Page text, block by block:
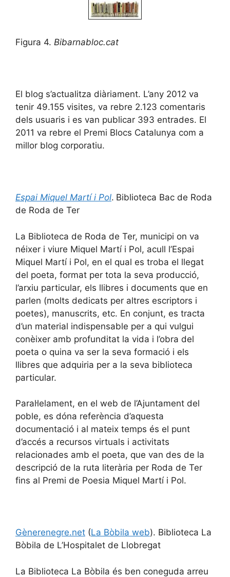
Figura 4. Bibarnabloc.cat
El blog s’actualitza diàriament. L’any 2012 va
tenir 49.155 visites, va rebre 2.123 comentaris
dels usuaris i es van publicar 393 entrades. El
2011 va rebre el Premi Blocs Catalunya com a
millor blog corporatiu.
Espai Miquel Martí i Pol. Biblioteca Bac de Roda
de Roda de Ter
La Biblioteca de Roda de Ter, municipi on va
néixer i viure Miquel Martí i Pol, acull l’Espai
Miquel Martí i Pol, en el qual es troba el llegat
del poeta, format per tota la seva producció,
l’arxiu particular, els llibres i documents que en
parlen (molts dedicats per altres escriptors i
poetes), manuscrits, etc. En conjunt, es tracta
d’un material indispensable per a qui vulgui
conèixer amb profunditat la vida i l’obra del
poeta o quina va ser la seva formació i els
llibres que adquiria per a la seva biblioteca
particular.
Paral·lelament, en el web de l’Ajuntament del
poble, es dóna referència d’aquesta
documentació i al mateix temps és el punt
d’accés a recursos virtuals i activitats
relacionades amb el poeta, que van des de la
descripció de la ruta literària per Roda de Ter
fins al Premi de Poesia Miquel Martí i Pol.
Gènerenegre.net (La Bòbila web). Biblioteca La
Bòbila de L’Hospitalet de Llobregat
La Biblioteca La Bòbila és ben coneguda arreu